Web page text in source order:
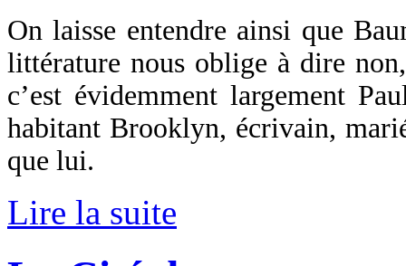
On laisse entendre ainsi que
littérature nous oblige à dire
c’est évidemment largement
habitant Brooklyn, écrivain,
que lui.
Lire la suite